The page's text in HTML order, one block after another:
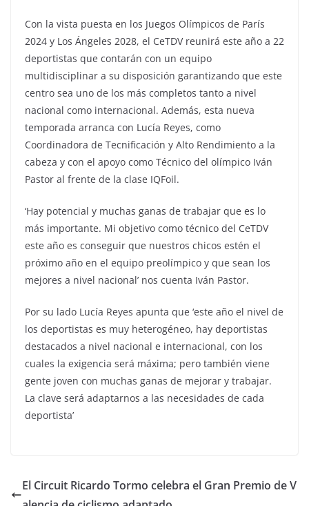
Con la vista puesta en los Juegos Olímpicos de París
2024 y Los Ángeles 2028, el CeTDV reunirá este año a 22
deportistas que contarán con un equipo
multidisciplinar a su disposición garantizando que este
centro sea uno de los más completos tanto a nivel
nacional como internacional. Además, esta nueva
temporada arranca con Lucía Reyes, como
Coordinadora de Tecnificación y Alto Rendimiento a la
cabeza y con el apoyo como Técnico del olímpico Iván
Pastor al frente de la clase IQFoil.
‘Hay potencial y muchas ganas de trabajar que es lo
más importante. Mi objetivo como técnico del CeTDV
este año es conseguir que nuestros chicos estén el
próximo año en el equipo preolímpico y que sean los
mejores a nivel nacional’ nos cuenta Iván Pastor.
Por su lado Lucía Reyes apunta que ‘este año el nivel de
los deportistas es muy heterogéneo, hay deportistas
destacados a nivel nacional e internacional, con los
cuales la exigencia será máxima; pero también viene
gente joven con muchas ganas de mejorar y trabajar.
La clave será adaptarnos a las necesidades de cada
deportista’
El Circuit Ricardo Tormo celebra el Gran Premio de V